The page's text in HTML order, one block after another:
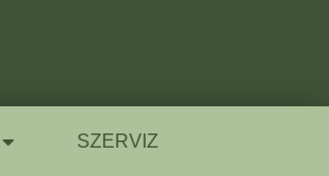
SZERVIZ